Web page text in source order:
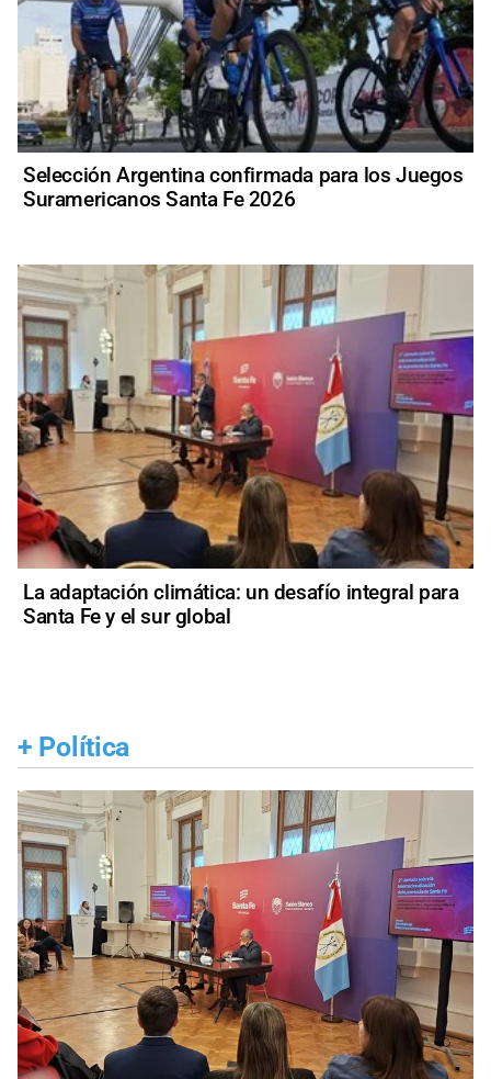
Selección Argentina confirmada para los Juegos
Suramericanos Santa Fe 2026
La adaptación climática: un desafío integral para
Santa Fe y el sur global
+ Política